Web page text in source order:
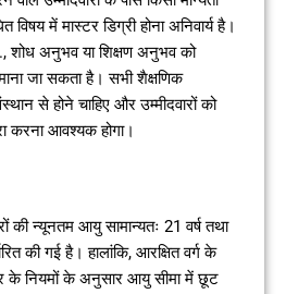
विषय में मास्टर डिग्री होना अनिवार्य है।
शोध अनुभव या शिक्षण अनुभव को
जा सकता है। सभी शैक्षणिक
से होने चाहिए और उम्मीदवारों को
करना आवश्यक होगा।
की न्यूनतम आयु सामान्यतः 21 वर्ष तथा
की गई है। हालांकि, आरक्षित वर्ग के
के नियमों के अनुसार आयु सीमा में छूट